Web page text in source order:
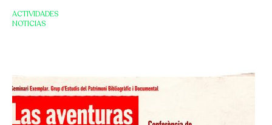
ACTIVIDADES
NOTICIAS